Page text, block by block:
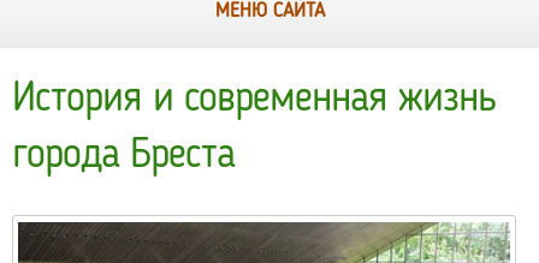
МЕНЮ САЙТА
История и современная жизнь
города Бреста